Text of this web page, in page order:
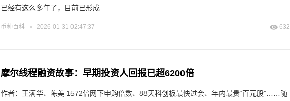
已经有这么多年了，目前已形成
币种百科 2026-01-31 02:47:37 632
摩尔线程融资故事：早期投资人回报已超6200倍
作者：王满华、陈美 1572倍网下申购倍数、88天科创板最快过会、年内最贵“百元股”……随